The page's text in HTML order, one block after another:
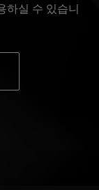
하실 수 있습니